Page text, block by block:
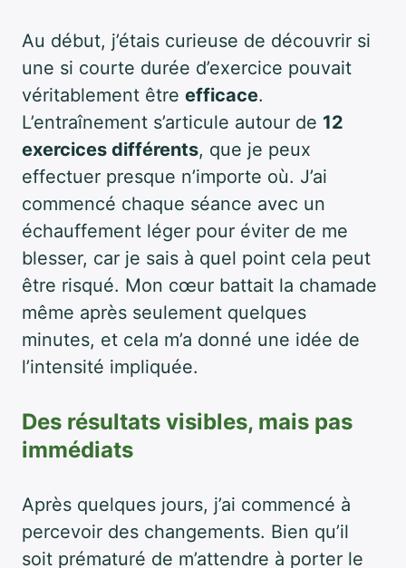
Au début, j’étais curieuse de découvrir si
une si courte durée d’exercice pouvait
véritablement être efficace.
L’entraînement s’articule autour de 12
exercices différents, que je peux
effectuer presque n’importe où. J’ai
commencé chaque séance avec un
échauffement léger pour éviter de me
blesser, car je sais à quel point cela peut
être risqué. Mon cœur battait la chamade
même après seulement quelques
minutes, et cela m’a donné une idée de
l’intensité impliquée.
Des résultats visibles, mais pas
immédiats
Après quelques jours, j’ai commencé à
percevoir des changements. Bien qu’il
soit prématuré de m’attendre à porter le